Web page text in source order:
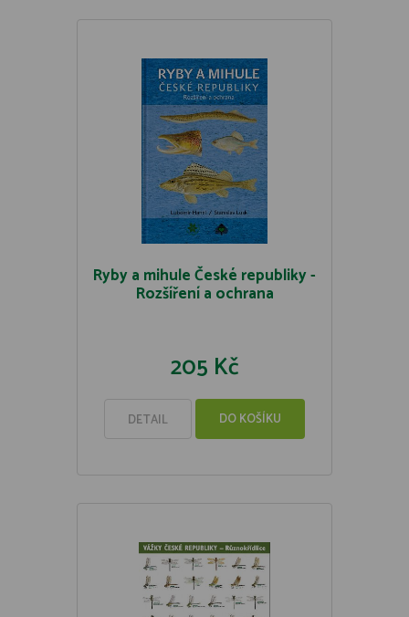
Ryby a mihule České republiky -
Rozšíření a ochrana
205 Kč
DETAIL DO KOŠÍKU